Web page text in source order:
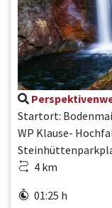
Startort:
WP Klause-
4 km
01:25 h